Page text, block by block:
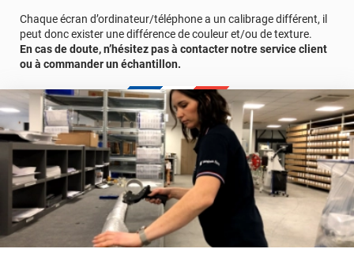
Chaque écran d’ordinateur/téléphone a un calibrage différent, il
peut donc exister une différence de couleur et/ou de texture.
En cas de doute, n’hésitez pas à contacter notre service client
ou à commander un échantillon.